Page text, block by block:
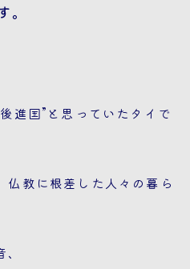
進国”と思っていたタイで
仏教に根差した人々の暮ら